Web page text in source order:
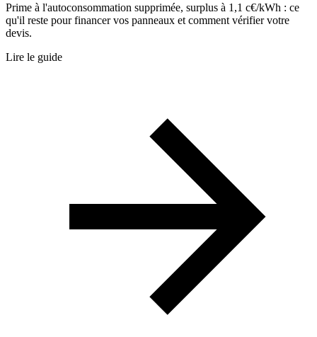
Prime à l'autoconsommation supprimée, surplus à 1,1 c€/kWh : ce
qu'il reste pour financer vos panneaux et comment vérifier votre
devis.
Lire le guide